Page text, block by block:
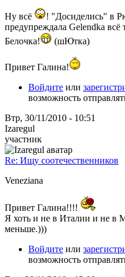
Ну всё ! "Досиделись" в
предупреждала Gelendka
Белочка!
(шЮтка)
Привет Галина!
Войдите или
возможность
Втр, 30/11/2010 - 10:51
Izaregul
участник
Re: Ищу соотечественников
Veneziana
Привет Галина!!!!
Я хоть и не в Италии и не в
меньше.)))
Войдите или
возможность